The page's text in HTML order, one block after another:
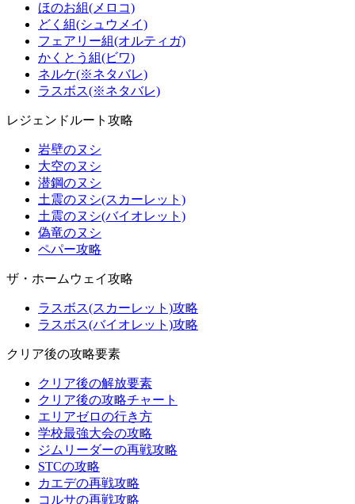
ほのお組(メロコ)
どく組(シュウメイ)
フェアリー組(オルティガ)
かくとう組(ビワ)
ネルケ(※ネタバレ)
ラスボス(※ネタバレ)
レジェンドルート攻略
岩壁のヌシ
大空のヌシ
潜鋼のヌシ
土震のヌシ(スカーレット)
土震のヌシ(バイオレット)
偽竜のヌシ
ペパー攻略
ザ・ホームウェイ攻略
ラスボス(スカーレット)攻略
ラスボス(バイオレット)攻略
クリア後の攻略要素
クリア後の解放要素
クリア後の攻略チャート
エリアゼロの行き方
学校最強大会の攻略
ジムリーダーの再戦攻略
STCの攻略
カエデの再戦攻略
コルサの再戦攻略